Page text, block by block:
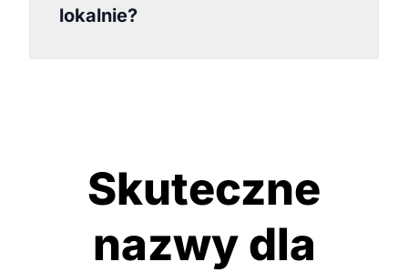
lokalnie?
Skuteczne
nazwy dla